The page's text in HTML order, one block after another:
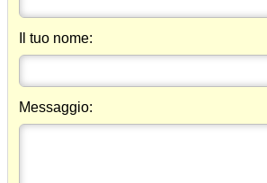
Il tuo nome:
Messaggio: